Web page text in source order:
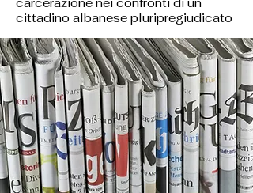
cittadino albanese pluripregiudicato